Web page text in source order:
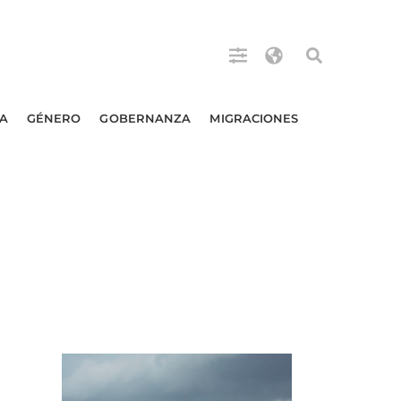
GÉNERO GOBERNANZA MIGRACIONES